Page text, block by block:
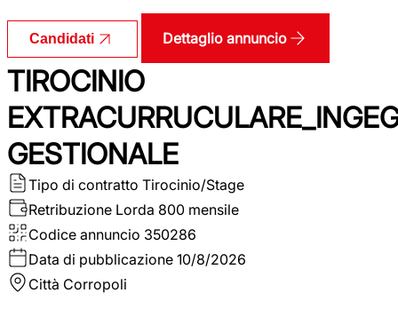
Candidati Dettaglio annuncio
TIROCINIO
GESTIONALE
Tipo di contratto Tirocinio/Stage
Retribuzione Lorda 800 mensile
Codice annuncio 350286
Data di pubblicazione 10/8/2026
Città Corropoli